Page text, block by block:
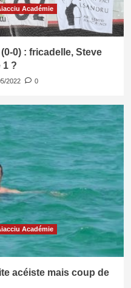
Académie
0) : fricadelle, Steve
1 ?
2022 0
Académie
acéiste mais coup de